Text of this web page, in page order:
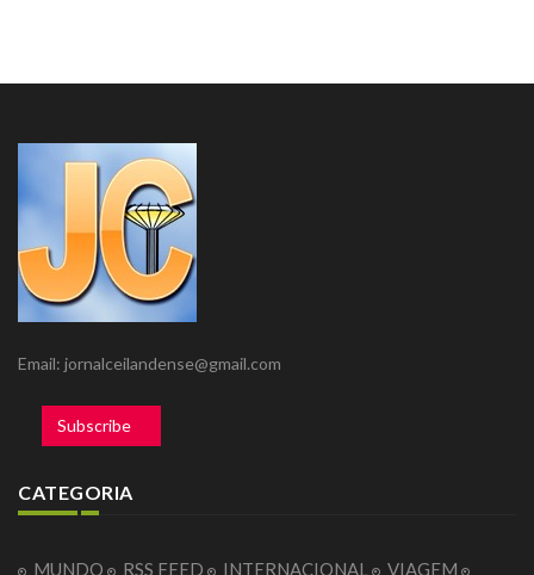
Email: jornalceilandense@gmail.com
Subscribe
CATEGORIA
MUNDO RSS FEED INTERNACIONAL VIAGEM